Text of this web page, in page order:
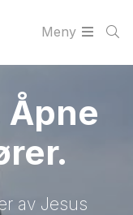
Meny
av Jesus